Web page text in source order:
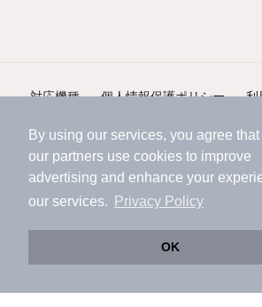
By using our services, you agree
our partners use cookies to improve
advertising and enhance your
our services.
Privacy Policy
OK
アプリに切り替えて、サクサクお部
会員登録なしですぐ使える。マップ検索
対応機種 個人情報保護ポリシー 利
ヘルプ・お問い合わせ 採
©NIFTY Lifestyle Co.,